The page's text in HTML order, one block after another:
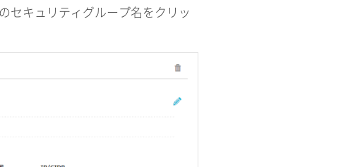
セキュリティグループ名をクリッ